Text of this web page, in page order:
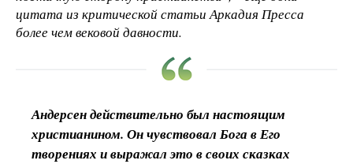
цитата из критической статьи Аркадия Пресса
более чем вековой давности.
Андерсен действительно был настоящим
христианином. Он чувствовал Бога в Его
творениях и выражал это в своих сказках